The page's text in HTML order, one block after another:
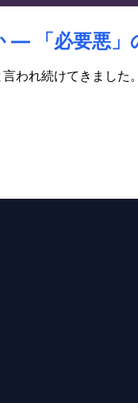
― 「必要悪」
われ続けてきまし